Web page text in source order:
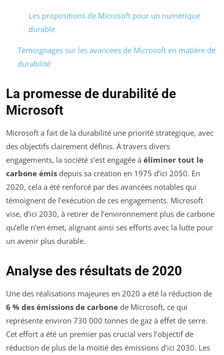
Les propositions de Microsoft pour un numérique
durable
Témoignages sur les avancées de Microsoft en matière de
durabilité
La promesse de durabilité de
Microsoft
Microsoft a fait de la durabilité une priorité stratégique, avec
des objectifs clairement définis. À travers divers
engagements, la société s’est engagée à éliminer tout le
carbone émis depuis sa création en 1975 d’ici 2050. En
2020, cela a été renforcé par des avancées notables qui
témoignent de l’exécution de ces engagements. Microsoft
vise, d’ici 2030, à retirer de l’environnement plus de carbone
qu’elle n’en émet, alignant ainsi ses efforts avec la lutte pour
un avenir plus durable.
Analyse des résultats de 2020
Une des réalisations majeures en 2020 a été la réduction de
6 % des émissions de carbone de Microsoft, ce qui
représente environ 730 000 tonnes de gaz à effet de serre.
Cet effort a été un premier pas crucial vers l’objectif de
réduction de plus de la moitié des émissions d’ici 2030. Les